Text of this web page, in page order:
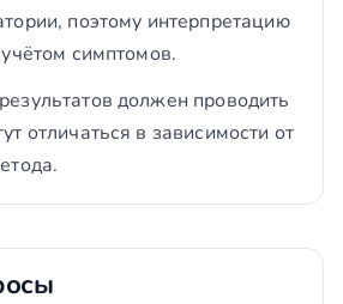
поэтому интерпретацию
симптомов.
должен проводить
отличаться в зависимости от